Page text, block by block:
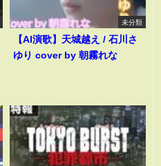
未分類
【AI演歌】天城越え / 石川さ
ゆり cover by 朝霧れな